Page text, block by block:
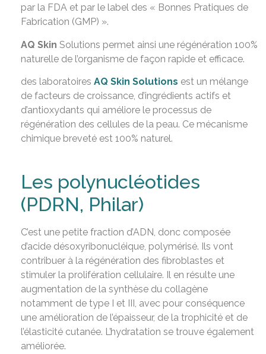
par la FDA et par le label des « Bonnes Pratiques de
Fabrication (GMP) ».
AQ Skin Solutions permet ainsi une régénération 100%
naturelle de l’organisme de façon rapide et efficace.
des laboratoires AQ Skin Solutions est un mélange
de facteurs de croissance, d’ingrédients actifs et
d’antioxydants qui améliore le processus de
régénération des cellules de la peau. Ce mécanisme
chimique breveté est 100% naturel.
Les polynucléotides
(PDRN, Philar)
C’est une petite fraction d’ADN, donc composée
d’acide désoxyribonucléique, polymérisé. Ils vont
contribuer à la régénération des fibroblastes et
stimuler la prolifération cellulaire. Il en résulte une
augmentation de la synthèse du collagène
notamment de type I et III, avec pour conséquence
une amélioration de l’épaisseur, de la trophicité et de
l’élasticité cutanée. L’hydratation se trouve également
améliorée.